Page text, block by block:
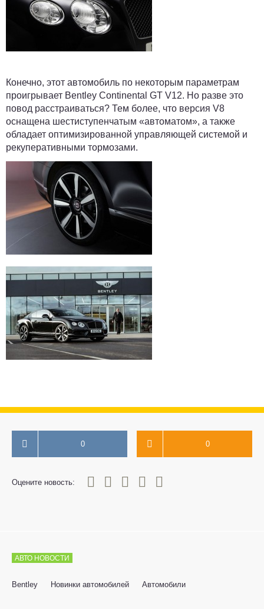
Конечно, этот автомобиль по некоторым параметрам
проигрывает Bentley Continental GT V12. Но разве это
повод расстраиваться? Тем более, что версия V8
оснащена шестиступенчатым «автоматом», а также
обладает оптимизированной управляющей системой и
рекуперативными тормозами.
0 0
Оцените новость:
0
1 3 4 5
АВТО НОВОСТИ
Bentley Новинки автомобилей Автомобили